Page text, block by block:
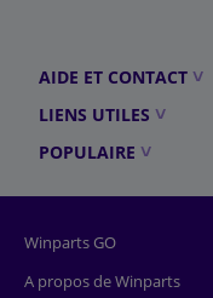
AIDE ET CONTACT
LIENS UTILES
POPULAIRE
Winparts GO
A propos de Winparts